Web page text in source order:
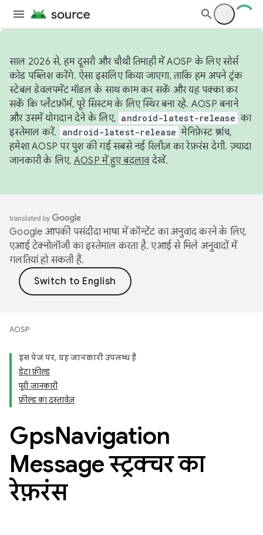
साल 2026 से, हम दूसरी और चौथी तिमाही में AOSP के लिए सोर्स
कोड पब्लिश करेंगे. ऐसा इसलिए किया जाएगा, ताकि हम अपने ट्रंक
स्टेबल डेवलपमेंट मॉडल के साथ काम कर सकें और यह पक्का कर
सकें कि प्लैटफ़ॉर्म, पूरे सिस्टम के लिए स्थिर बना रहे. AOSP बनाने
और उसमें योगदान देने के लिए, android-latest-release का
इस्तेमाल करें.
android-latest-release मेनिफ़ेस्ट ब्रांच,
हमेशा AOSP पर पुश की गई सबसे नई रिलीज़ का रेफ़रंस देगी. ज़्यादा
जानकारी के लिए, AOSP में हुए बदलावदेखें.
Google आपकी पसंदीदा भाषा में कॉन्टेंट का अनुवाद करने के लिए,
एआई टेक्नोलॉजी का इस्तेमाल करता है. एआई से मिले अनुवादों में
गलतियां हो सकती हैं.
AOSP
इस पेज पर, यह जानकारी उपलब्ध है
डेटा फ़ील्ड
पूरी जानकारी
फ़ील्ड का दस्तावेज़
GpsNavigation
Message स्ट्रक्चर का
रेफ़रंस